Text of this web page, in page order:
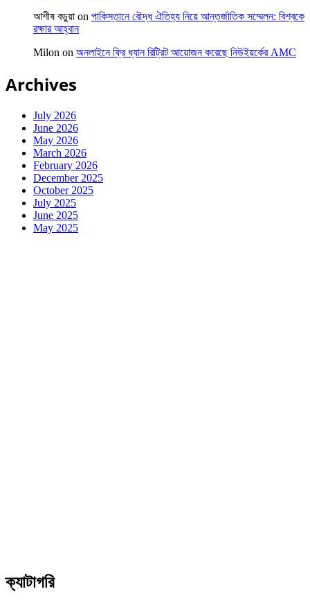
আশীষ বড়ুয়া on পাকিস্তানে বৌদ্ধ ঐতিহ্য নিয়ে আন্তর্জাতিক সম্মেলন: বিশ্বকে
রক্ষার আহ্বান
Milon on অনলাইনে ফ্রি ধ্যান রিট্রিট আয়োজন করেছে নিউইয়র্কের AMC
Archives
July 2026
June 2026
May 2026
March 2026
February 2026
December 2025
October 2025
July 2025
June 2025
May 2025
ক্যাটাগরি